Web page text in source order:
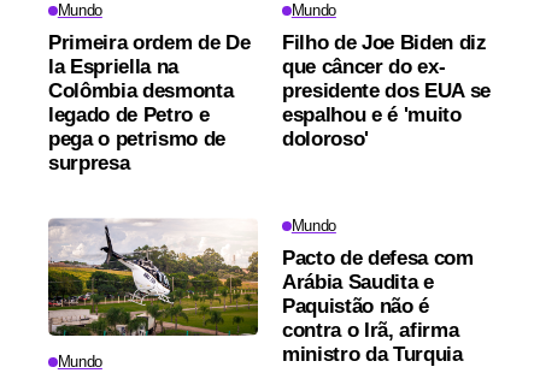
Mundo
Primeira ordem de De
la Espriella na
Colômbia desmonta
legado de Petro e
pega o petrismo de
surpresa
Mundo
Filho de Joe Biden diz
que câncer do ex-
presidente dos EUA se
espalhou e é 'muito
doloroso'
Mundo
Mundo
Pacto de defesa com
Arábia Saudita e
Paquistão não é
contra o Irã, afirma
ministro da Turquia